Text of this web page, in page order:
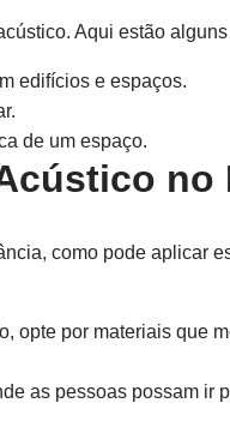
Aqui estão
edifícios e espaços.
de um espaço.
no
como pode aplicar
opte por materiais que
as pessoas possam ir